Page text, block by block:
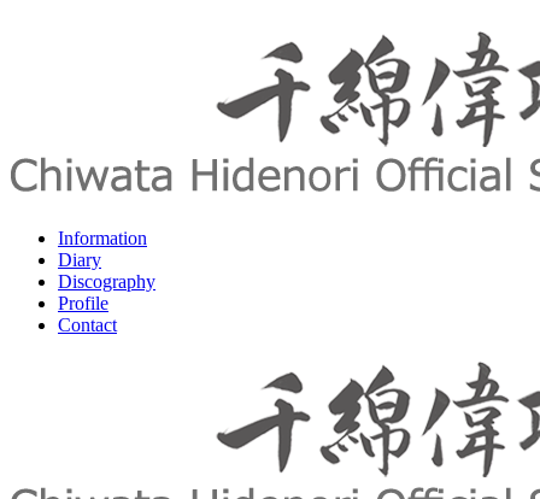
Information
Diary
Discography
Profile
Contact